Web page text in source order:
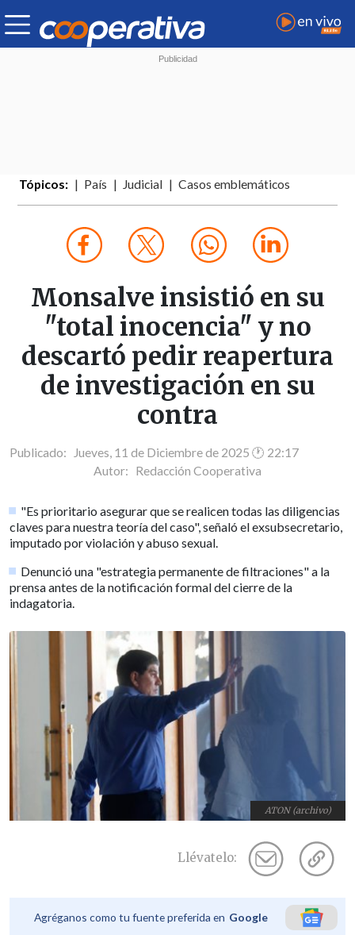
Tópicos: País Judicial Casos emblemáticos
Monsalve insistió en su
"total inocencia" y no
descartó pedir reapertura
de investigación en su
contra
Publicado: Jueves, 11 de Diciembre de 2025 🕐 22:17
Autor: Redacción Cooperativa
"Es prioritario asegurar que se realicen todas las diligencias
claves para nuestra teoría del caso", señaló el exsubsecretario,
imputado por violación y abuso sexual.
Denunció una "estrategia permanente de filtraciones" a la
prensa antes de la notificación formal del cierre de la
indagatoria.
ATON (archivo)
Llévatelo:
Agréganos como tu fuente preferida en Google